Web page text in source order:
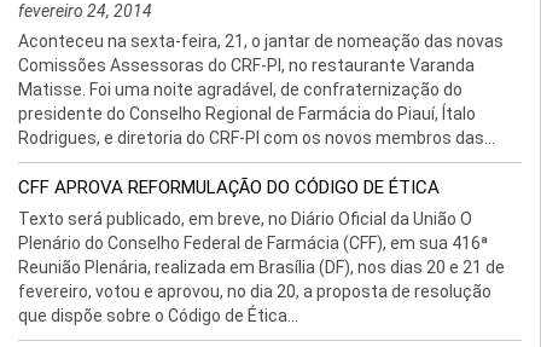
fevereiro 24, 2014
Aconteceu na sexta-feira, 21, o jantar de nomeação das novas
Comissões Assessoras do CRF-PI, no restaurante Varanda
Matisse. Foi uma noite agradável, de confraternização do
presidente do Conselho Regional de Farmácia do Piauí, Ítalo
Rodrigues, e diretoria do CRF-PI com os novos membros das...
CFF APROVA REFORMULAÇÃO DO CÓDIGO DE ÉTICA
Texto será publicado, em breve, no Diário Oficial da União O
Plenário do Conselho Federal de Farmácia (CFF), em sua 416ª
Reunião Plenária, realizada em Brasília (DF), nos dias 20 e 21 de
fevereiro, votou e aprovou, no dia 20, a proposta de resolução
que dispõe sobre o Código de Ética...